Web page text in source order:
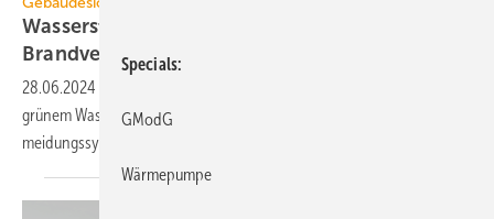
Wasserstoff als Input für ein
Brand­ver­mei­dungs­system
28.06.2024
grü­nem Wasser­stoff be­trie­be­ne Brenn­stoff­zelle in ein Brand­ver­
meidungs­system in­te­griert
Specials
GModG
Wärmepumpe